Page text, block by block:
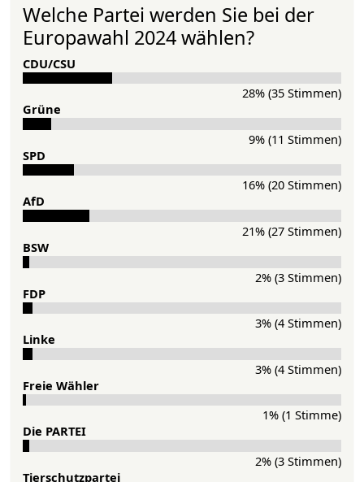
Welche Partei werden Sie bei der
Europawahl 2024 wählen?
CDU/CSU
28% (35 Stimmen)
Grü­ne
9% (11 Stimmen)
SPD
16% (20 Stimmen)
AfD
21% (27 Stimmen)
BSW
2% (3 Stimmen)
FDP
3% (4 Stimmen)
Lin­ke
3% (4 Stimmen)
Freie Wähler
1% (1 Stimme)
Die PAR­TEI
2% (3 Stimmen)
Tier­schutz­partei